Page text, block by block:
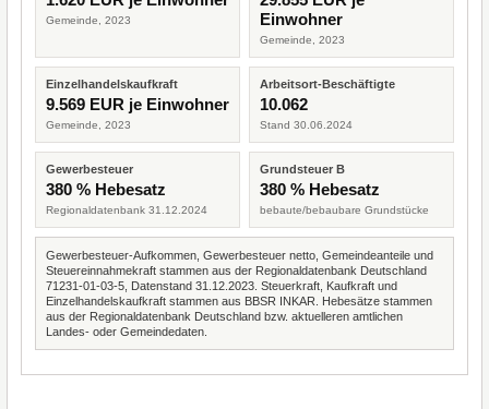
Gemeinde, 2023
Einwohner
Gemeinde, 2023
Einzelhandelskaufkraft
9.569 EUR je Einwohner
Gemeinde, 2023
Arbeitsort-Beschäftigte
10.062
Stand 30.06.2024
Gewerbesteuer
380 % Hebesatz
Regionaldatenbank 31.12.2024
Grundsteuer B
380 % Hebesatz
bebaute/bebaubare Grundstücke
Gewerbesteuer-Aufkommen, Gewerbesteuer netto, Gemeindeanteile und
Steuereinnahmekraft stammen aus der Regionaldatenbank Deutschland
71231-01-03-5, Datenstand 31.12.2023. Steuerkraft, Kaufkraft und
Einzelhandelskaufkraft stammen aus BBSR INKAR. Hebesätze stammen
aus der Regionaldatenbank Deutschland bzw. aktuelleren amtlichen
Landes- oder Gemeindedaten.